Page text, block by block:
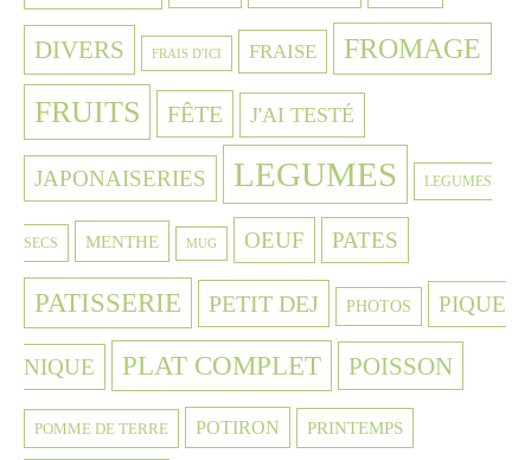
DIVERS FRAIS D'ICI FRAISE FROMAGE
FRUITS FÊTE J'AI TESTÉ
JAPONAISERIES LEGUMES LEGUMES
SECS MENTHE MUG OEUF PATES
PATISSERIE PETIT DEJ PHOTOS PIQUE
NIQUE PLAT COMPLET POISSON
POMME DE TERRE POTIRON PRINTEMPS